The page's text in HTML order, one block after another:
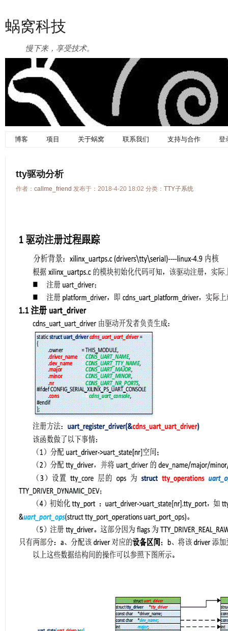
蜗窝科技
慢下来，享受技术。
博客 项目 关于蜗窝 联系我们 支持与合作 登
tty驱动分析
作者： callme_friend 发布于：2018-4-20 18:02 分类： TTY子系统